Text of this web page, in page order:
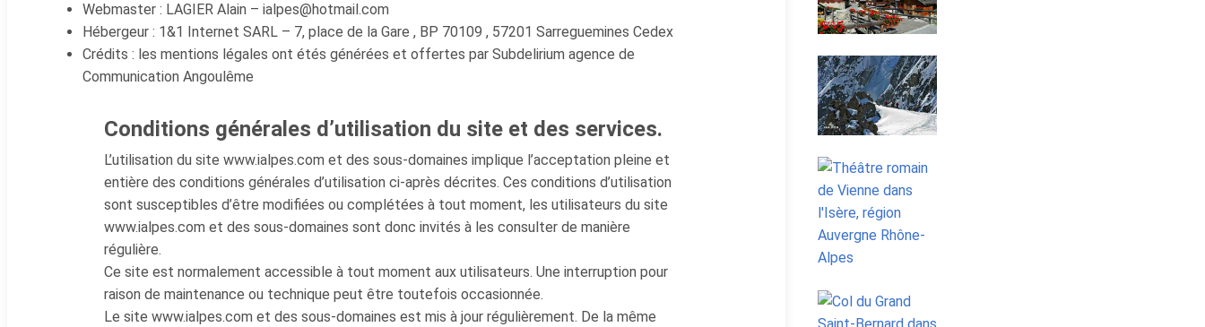
Webmaster : LAGIER Alain – ialpes@hotmail.com
Hébergeur : 1&1 Internet SARL – 7, place de la Gare , BP 70109 , 57201 Sarreguemines Cedex
Crédits : les mentions légales ont étés générées et offertes par Subdelirium agence de
Communication Angoulême
Conditions générales d’utilisation du site et des services.
L’utilisation du site www.ialpes.com et des sous-domaines implique l’acceptation pleine et
entière des conditions générales d’utilisation ci-après décrites. Ces conditions d’utilisation
sont susceptibles d’être modifiées ou complétées à tout moment, les utilisateurs du site
www.ialpes.com et des sous-domaines sont donc invités à les consulter de manière
régulière.
Ce site est normalement accessible à tout moment aux utilisateurs. Une interruption pour
raison de maintenance ou technique peut être toutefois occasionnée.
Le site www.ialpes.com et des sous-domaines est mis à jour régulièrement. De la même